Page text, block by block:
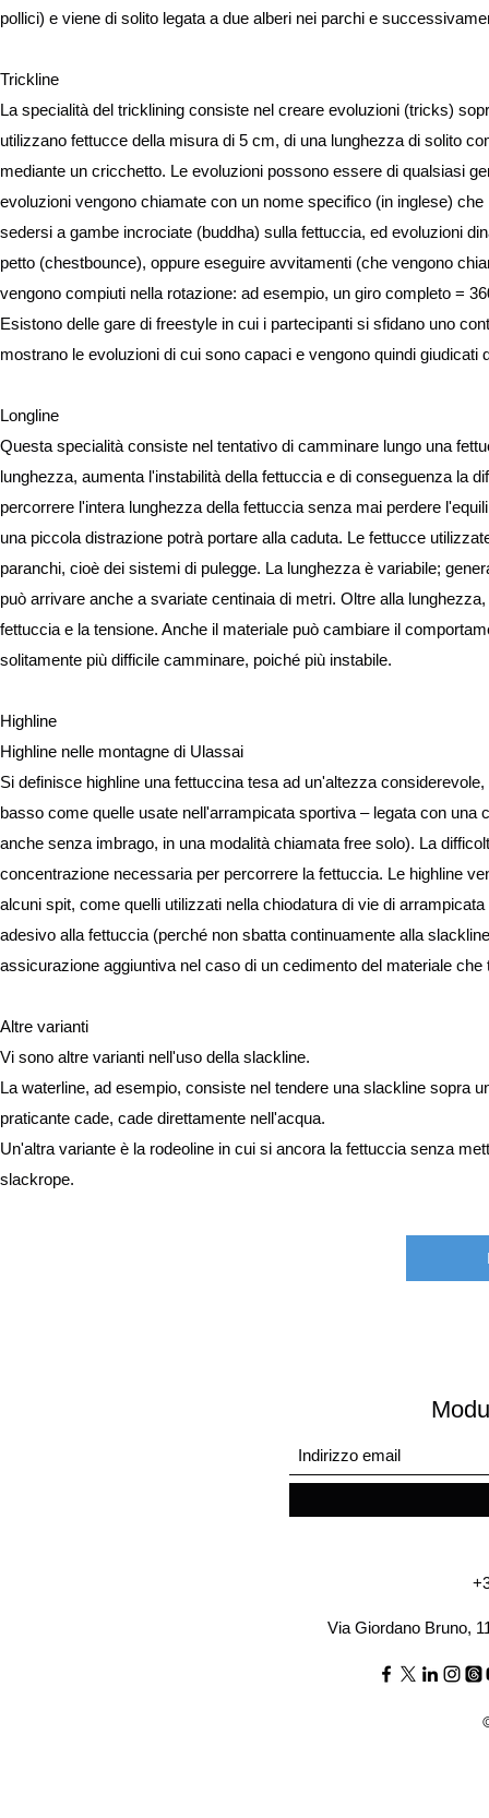
pollici) e viene di solito legata a due alberi nei parchi e
Trickline
La specialità del tricklining consiste nel creare evoluzioni (tricks)
utilizzano fettucce della misura di 5 cm, di una lunghezza di solito
mediante un cricchetto. Le evoluzioni possono essere di qualsiasi
evoluzioni vengono chiamate con un nome specifico (in inglese)
sedersi a gambe incrociate (buddha) sulla fettuccia, ed evoluzioni
petto (chestbounce), oppure eseguire avvitamenti (che vengono
vengono compiuti nella rotazione: ad esempio, un giro completo =
Esistono delle gare di freestyle in cui i partecipanti si sfidano uno
mostrano le evoluzioni di cui sono capaci e vengono quindi
Longline
Questa specialità consiste nel tentativo di camminare lungo una
lunghezza, aumenta l'instabilità della fettuccia e di conseguenza la
percorrere l'intera lunghezza della fettuccia senza mai perdere
una piccola distrazione potrà portare alla caduta. Le fettucce
paranchi, cioè dei sistemi di pulegge. La lunghezza è variabile;
può arrivare anche a svariate centinaia di metri. Oltre alla
fettuccia e la tensione. Anche il materiale può cambiare il
solitamente più difficile camminare, poiché più instabile.
Highline
Highline nelle montagne di Ulassai
Si definisce highline una fettuccina tesa ad un'altezza
basso come quelle usate nell'arrampicata sportiva – legata con
anche senza imbrago, in una modalità chiamata free solo). La
concentrazione necessaria per percorrere la fettuccia. Le highline
alcuni spit, come quelli utilizzati nella chiodatura di vie di
adesivo alla fettuccia (perché non sbatta continuamente alla
assicurazione aggiuntiva nel caso di un cedimento del materiale che
Altre varianti
Vi sono altre varianti nell'uso della slackline.
La waterline, ad esempio, consiste nel tendere una slackline sopra
praticante cade, cade direttamente nell'acqua.
Un'altra variante è la rodeoline in cui si ancora la fettuccia senza
slackrope.
Via Giordano Bruno,